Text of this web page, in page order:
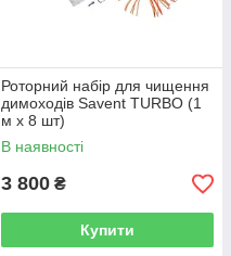
Роторний набір для чищення
димоходів Savent TURBO (1
м х 8 шт)
В наявності
3 800 ₴
Купити